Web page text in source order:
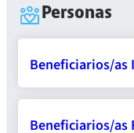
Personas
Beneficiarios/as
Beneficiarios/as